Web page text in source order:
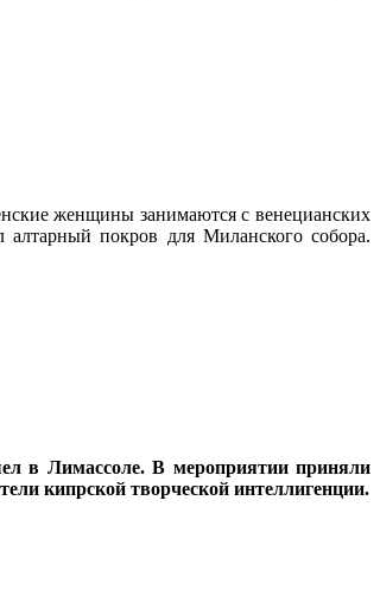
женщины занимаются с венецианских
покров для Миланского собора.
в Лимассоле. В мероприятии приняли
кипрской творческой интеллигенции.